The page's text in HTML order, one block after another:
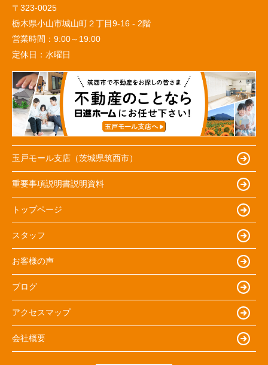
〒323-0025
栃木県小山市城山町２丁目9-16 - 2階
営業時間： 9:00～19:00
定休日： 水曜日
玉戸モール支店（茨城県筑西市）
重要事項説明書説明資料
トップページ
スタッフ
お客様の声
ブログ
アクセスマップ
会社概要